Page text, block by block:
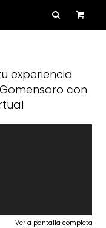
experiencia
con
Ver a pantalla completa